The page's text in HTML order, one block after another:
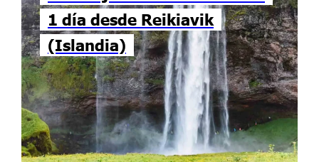
1 día desde Reikiavik
(Islandia)